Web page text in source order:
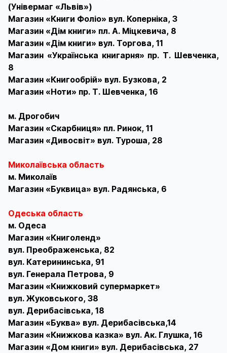
(Універмаг «Львів»)
Магазин «Книги Фоліо» вул. Коперніка, 3
Магазин «Дім книги» пл. А. Міцкевича, 8
Магазин «Дім книги» вул. Торгова, 11
Магазин «Українська книгарня» пр. Т. Шевченка,
8
Магазин «Книгообрій» вул. Бузкова, 2
Магазин «Ноти» пр. Т. Шевченка, 16
м. Дрогобич
Магазин «Скарбниця» пл. Ринок, 11
Магазин «Дивосвіт» вул. Туроша, 28
Миколаївська область
м. Миколаїв
Магазин «Буквица» вул. Радянська, 6
Одеська область
м. Одеса
Магазин «Книголенд»
вул. Преображенська, 82
вул. Катерининська, 91
вул. Генерала Петрова, 9
Магазин «Книжковий супермаркет»
вул. Жуковського, 38
вул. Дерибасівська, 18
Магазин «Буква» вул. Дерибасівська,14
Магазин «Книжкова казка» вул. Ак. Глушка, 16
Магазин «Дом книги» вул. Дерибасівська, 27